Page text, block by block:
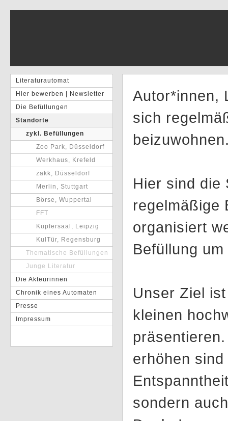
Literaturautomat
Hier bewerben | Newsletter
Die Befüllungen
Standorte
zykl. Befüllungen
Zoo Park, Düsseldorf
Werkhaus, Krefeld
zakk, Düsseldorf
Merlin, Stuttgart
Börse, Wuppertal
FFT
Kupfersaal, Leipzig
KulTür, Regensburg
Thematische Befüllungen
Junge Literatur
Die Akteurinnen
Chronik eines Automaten
Presse
Impressum
Autor*innen,
sich
Hier sind die
regelmäßige
organisiert
Befüllung
Unser Ziel
kleinen
erhöhen
sondern